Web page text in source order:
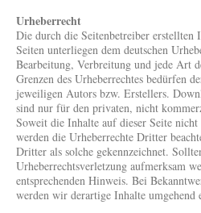
Urheberrecht
Die durch die Seitenbetreiber erstellten
Seiten unterliegen dem deutschen
Bearbeitung, Verbreitung und jede Art
Grenzen des Urheberrechtes bedürfen
jeweiligen Autors bzw. Erstellers.
sind nur für den privaten, nicht
Soweit die Inhalte auf dieser Seite
werden die Urheberrechte Dritter
Dritter als solche gekennzeichnet.
Urheberrechtsverletzung aufmerksam
entsprechenden Hinweis. Bei
werden wir derartige Inhalte umgehend